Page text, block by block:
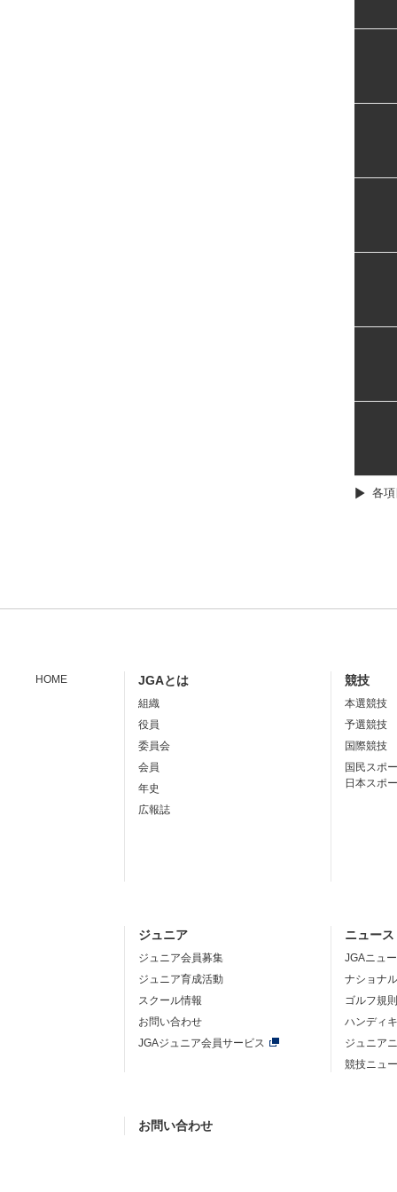
各項
HOME JGAとは
組織
役員
委員会
会員
年史
広報誌
競技
本選競技
予選競技
国際競技
国民スポ
日本スポ
ジュニア
ジュニア会員募集
ジュニア育成活動
スクール情報
お問い合わせ
JGAジュニア会員サービス
ニュース
JGAニュ
ナショナ
ゴルフ規
ハンディ
ジュニア
競技ニュ
お問い合わせ